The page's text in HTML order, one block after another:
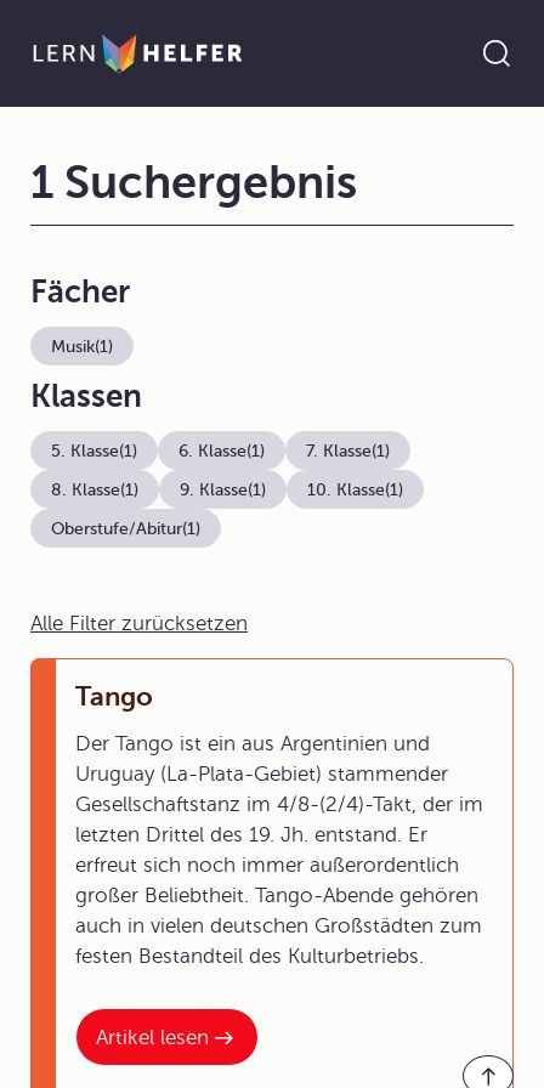
Alle Filter zurücksetzen
Artikel lesen
Tango
Der Tango ist ein aus Argentinien und
Uruguay (La-Plata-Gebiet) stammender
Gesellschaftstanz im 4/8-(2/4)-Takt, der im
letzten Drittel des 19. Jh. entstand. Er
erfreut sich noch immer außerordentlich
großer Beliebtheit. Tango-Abende gehören
auch in vielen deutschen Großstädten zum
festen Bestandteil des Kulturbetriebs.
1 Suchergebnis
Fächer
Musik(1)
Klassen
5. Klasse(1) 6. Klasse(1) 7. Klasse(1)
8. Klasse(1) 9. Klasse(1) 10. Klasse(1)
Oberstufe/Abitur(1)